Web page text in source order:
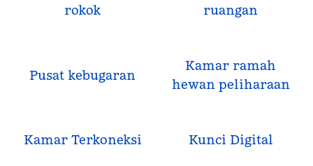
rokok
ruangan
Pusat kebugaran
Kamar ramah
hewan peliharaan
Kamar Terkoneksi Kunci Digital